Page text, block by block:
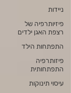
ניידות
פיזיותרפיה של
רצפת האגן ילדים
התפתחות הילד
פיזותרפיה
התפתחותית
עיסוי תינוקות